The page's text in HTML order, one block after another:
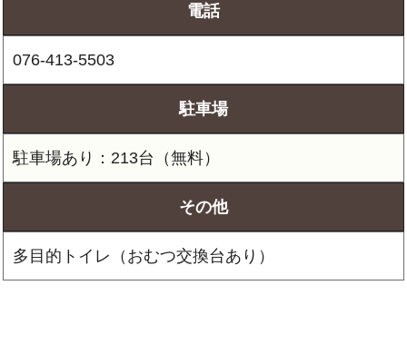
電話
076-413-5503
駐車場
駐車場あり：213台（無料）
その他
多目的トイレ（おむつ交換台あり）